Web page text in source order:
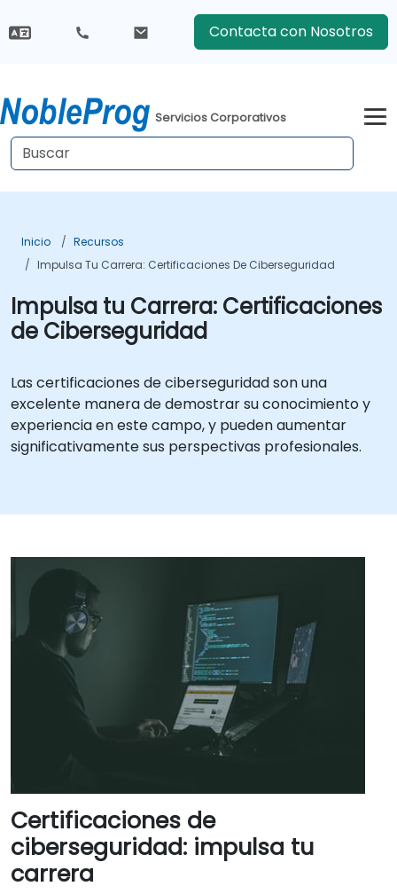
Contacta con Nosotros
Servicios Corporativos
Inicio
Recursos
Impulsa Tu Carrera: Certificaciones De Ciberseguridad
Impulsa tu Carrera: Certificaciones
de Ciberseguridad
Las certificaciones de ciberseguridad son una
excelente manera de demostrar su conocimiento y
experiencia en este campo, y pueden aumentar
significativamente sus perspectivas profesionales.
Certificaciones de
ciberseguridad: impulsa tu
carrera